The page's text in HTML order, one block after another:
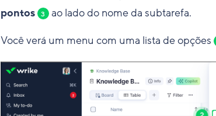
pontos
3 ao lado do nome da subtarefa.
Você verá um menu com uma lista de opções